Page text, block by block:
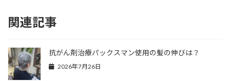
関連記事
抗がん剤治療パックスマン使用の髪の伸びは？
2026年7月26日